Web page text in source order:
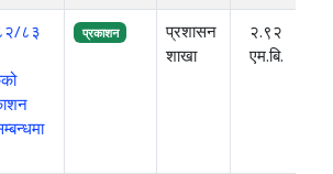
८३
प्रकाशन
प्रशासन
शाखा
२.९२
एम.बि.